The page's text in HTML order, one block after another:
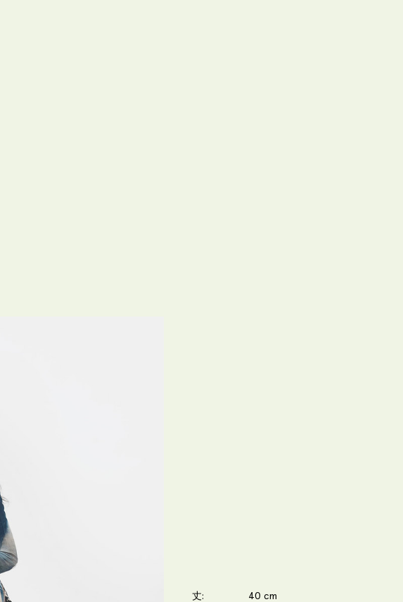
丈
40 cm